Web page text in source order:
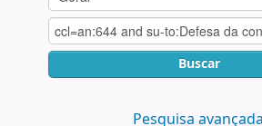
Buscar
Pesquisa avançada